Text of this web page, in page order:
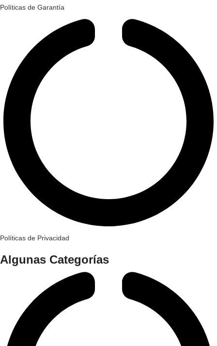
Políticas de Garantía
Políticas de Privacidad
Algunas Categorías